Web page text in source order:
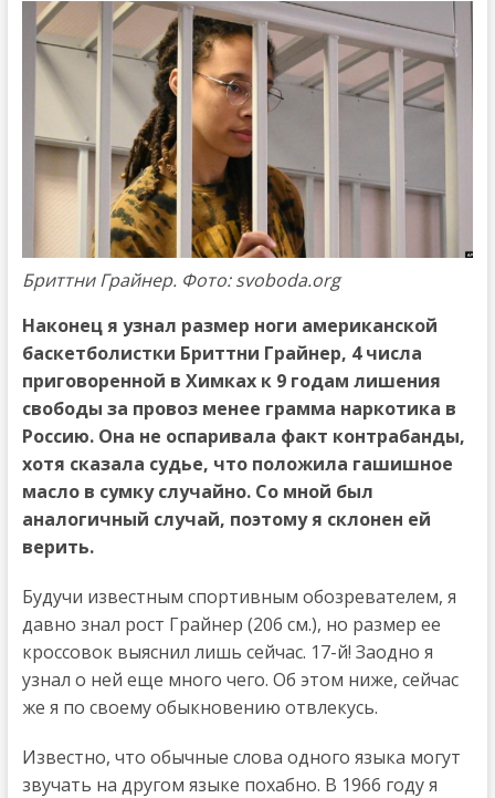
Бриттни Грайнер. Фото: svoboda.org
Наконец я узнал размер ноги американской
баскетболистки Бриттни Грайнер, 4 числа
приговоренной в Химках к 9 годам лишения
свободы за провоз менее грамма наркотика в
Россию. Она не оспаривала факт контрабанды,
хотя сказала судье, что положила гашишное
масло в сумку случайно. Со мной был
аналогичный случай, поэтому я склонен ей
верить.
Будучи известным спортивным обозревателем, я
давно знал рост Грайнер (206 см.), но размер ее
кроссовок выяснил лишь сейчас. 17-й! Заодно я
узнал о ней еще много чего. Об этом ниже, сейчас
же я по своему обыкновению отвлекусь.
Известно, что обычные слова одного языка могут
звучать на другом языке похабно. В 1966 году я